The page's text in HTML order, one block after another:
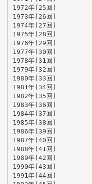
1972年(25回)
1973年(26回)
1974年(27回)
1975年(28回)
1976年(29回)
1977年(30回)
1978年(31回)
1979年(32回)
1980年(33回)
1981年(34回)
1982年(35回)
1983年(36回)
1984年(37回)
1985年(38回)
1986年(39回)
1987年(40回)
1988年(41回)
1989年(42回)
1990年(43回)
1991年(44回)